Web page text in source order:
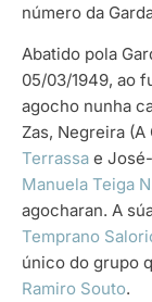
número da
Abatido pola
05/03/1949, ao
agocho nunha
Zas, Negreira
Terrassa e José-
Manuela Teiga
agocharan. A
Temprano
único do grupo
Ramiro Souto.